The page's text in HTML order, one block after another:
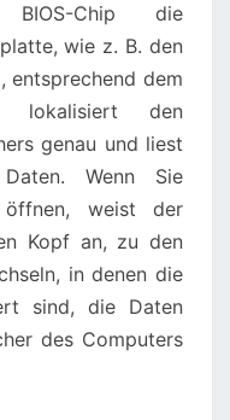
Chip die
wie z. B. den
entsprechend dem
lokalisiert den
genau und liest
Wenn Sie
öffnen, weist der
Kopf an, zu den
in denen die
sind, die Daten
des Computers